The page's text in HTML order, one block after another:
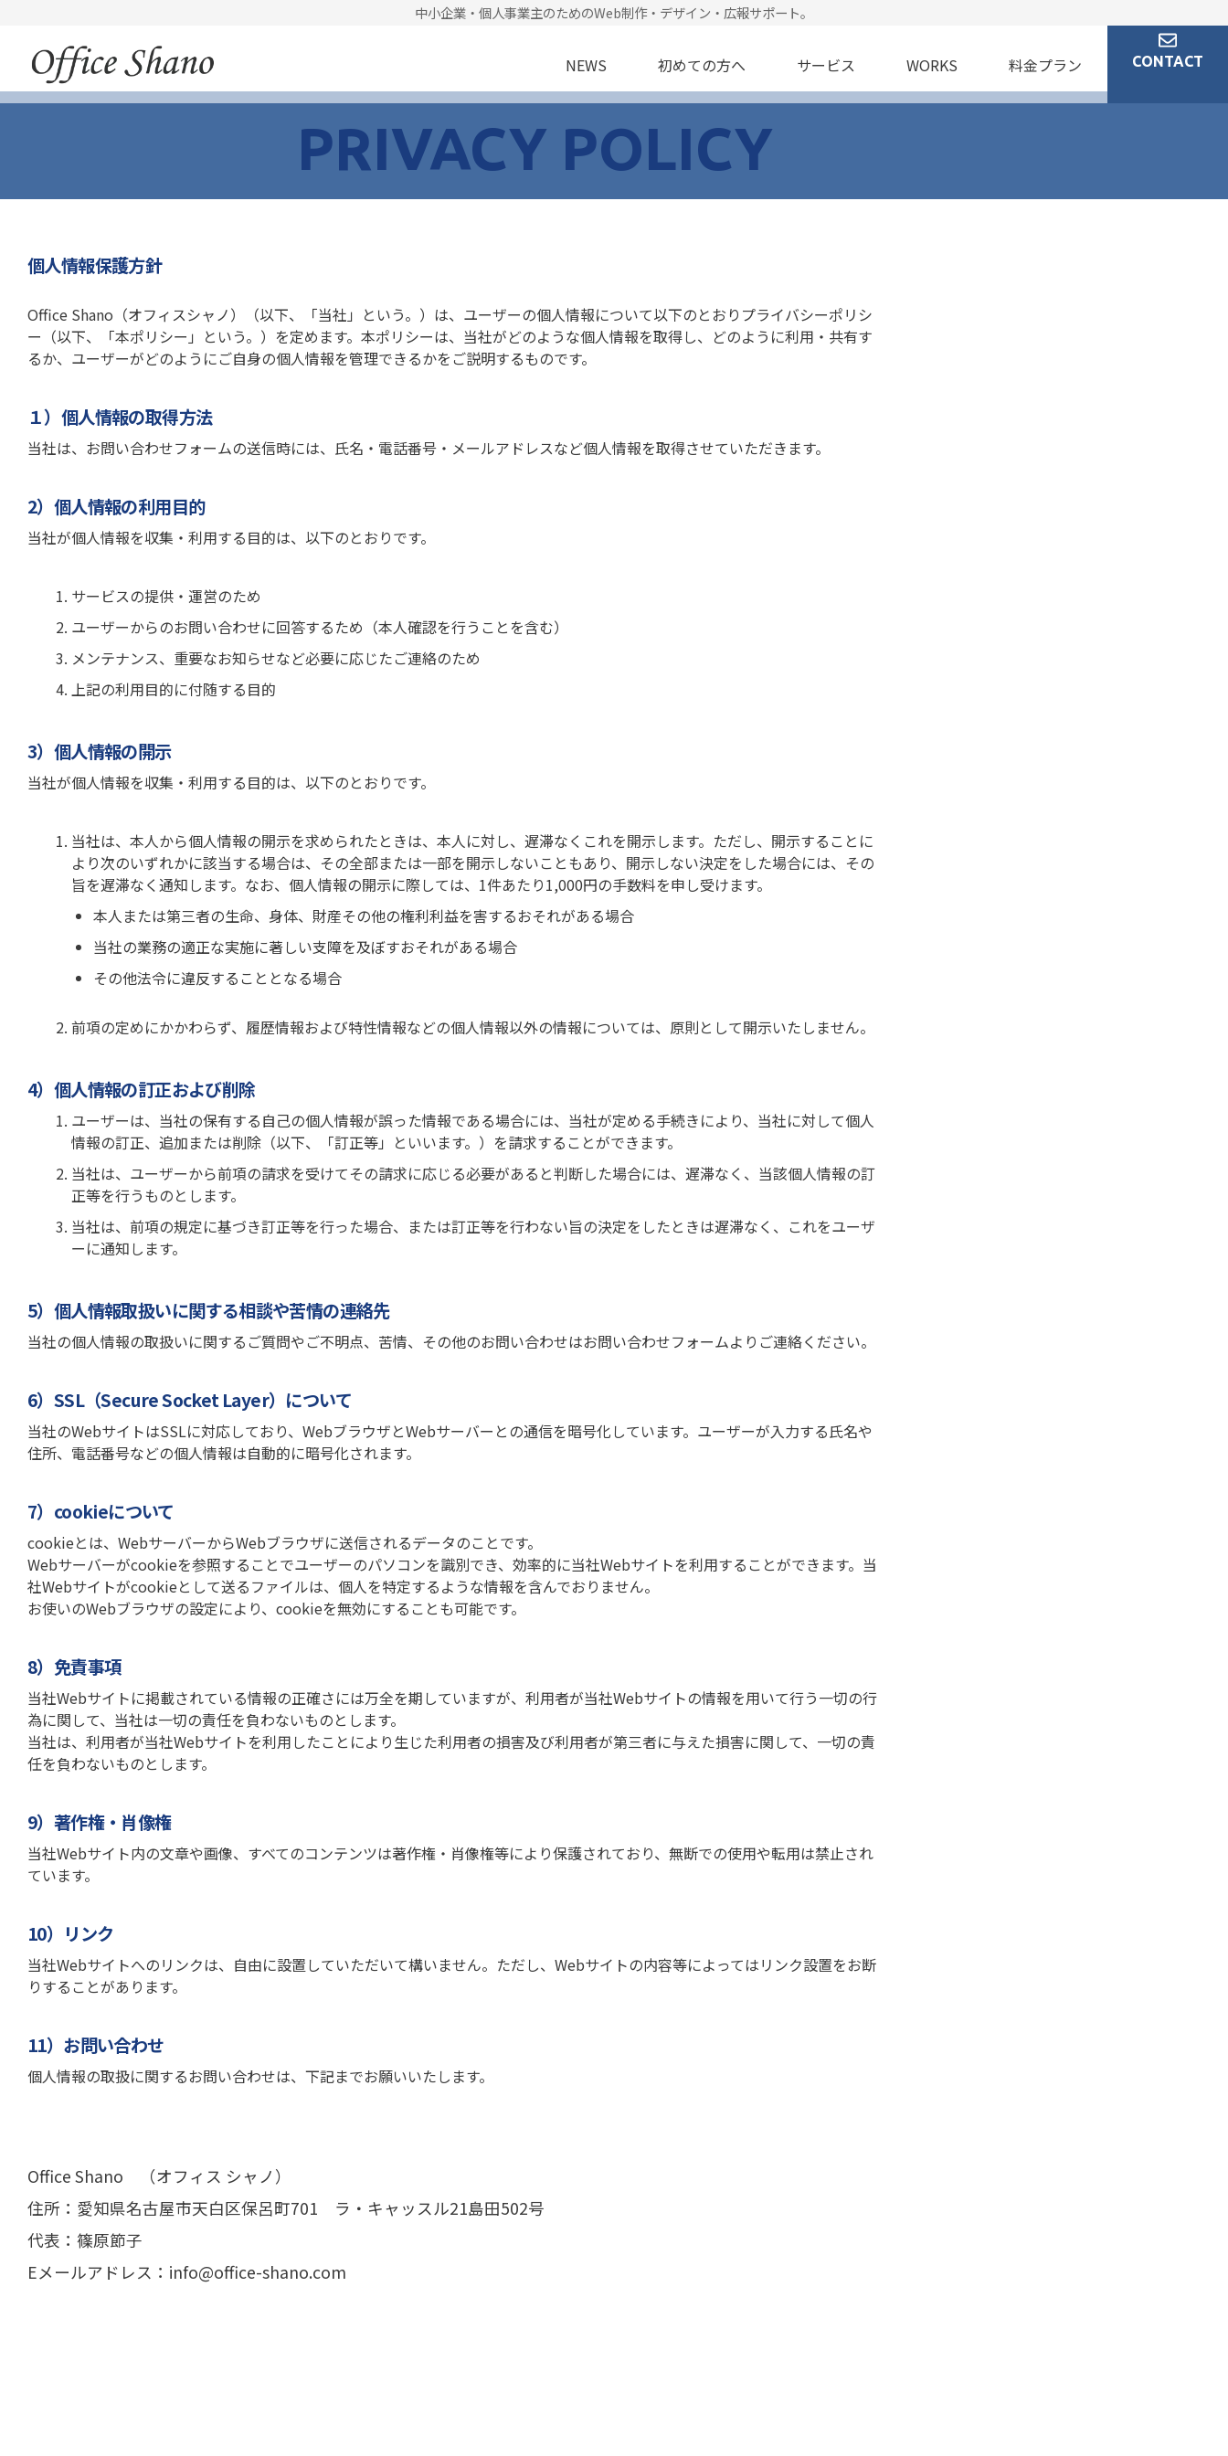
キ
中小企業・個人事業主のためのWeb制作・デザイン・広報サポート。
NEWS 初めての方へ サービス WORKS 料金プラン CONTACT
PRIVACY POLICY
個人情報保護方針
Office Shano（オフィスシャノ）（以下、「当社」という。）は、ユーザーの個人情報について以下のとおりプライバシーポリシ
ー（以下、「本ポリシー」という。）を定めます。本ポリシーは、当社がどのような個人情報を取得し、どのように利用・共有す
るか、ユーザーがどのようにご自身の個人情報を管理できるかをご説明するものです。
１）個人情報の取得方法
当社は、お問い合わせフォームの送信時には、氏名・電話番号・メールアドレスなど個人情報を取得させていただきます。
2）個人情報の利用目的
当社が個人情報を収集・利用する目的は、以下のとおりです。
サービスの提供・運営のため
ユーザーからのお問い合わせに回答するため（本人確認を行うことを含む）
メンテナンス、重要なお知らせなど必要に応じたご連絡のため
上記の利用目的に付随する目的
3）個人情報の開示
当社が個人情報を収集・利用する目的は、以下のとおりです。
当社は、本人から個人情報の開示を求められたときは、本人に対し、遅滞なくこれを開示します。ただし、開示することに
より次のいずれかに該当する場合は、その全部または一部を開示しないこともあり、開示しない決定をした場合には、その
旨を遅滞なく通知します。なお、個人情報の開示に際しては、1件あたり1,000円の手数料を申し受けます。
本人または第三者の生命、身体、財産その他の権利利益を害するおそれがある場合
当社の業務の適正な実施に著しい支障を及ぼすおそれがある場合
その他法令に違反することとなる場合
前項の定めにかかわらず、履歴情報および特性情報などの個人情報以外の情報については、原則として開示いたしません。
4）個人情報の訂正および削除
ユーザーは、当社の保有する自己の個人情報が誤った情報である場合には、当社が定める手続きにより、当社に対して個人
情報の訂正、追加または削除（以下、「訂正等」といいます。）を請求することができます。
当社は、ユーザーから前項の請求を受けてその請求に応じる必要があると判断した場合には、遅滞なく、当該個人情報の訂
正等を行うものとします。
当社は、前項の規定に基づき訂正等を行った場合、または訂正等を行わない旨の決定をしたときは遅滞なく、これをユーザ
ーに通知します。
5）個人情報取扱いに関する相談や苦情の連絡先
当社の個人情報の取扱いに関するご質問やご不明点、苦情、その他のお問い合わせはお問い合わせフォームよりご連絡ください。
6）SSL（Secure Socket Layer）について
当社のWebサイトはSSLに対応しており、WebブラウザとWebサーバーとの通信を暗号化しています。ユーザーが入力する氏名や
住所、電話番号などの個人情報は自動的に暗号化されます。
7）cookieについて
cookieとは、WebサーバーからWebブラウザに送信されるデータのことです。
Webサーバーがcookieを参照することでユーザーのパソコンを識別でき、効率的に当社Webサイトを利用することができます。当
社Webサイトがcookieとして送るファイルは、個人を特定するような情報を含んでおりません。
お使いのWebブラウザの設定により、cookieを無効にすることも可能です。
8）免責事項
当社Webサイトに掲載されている情報の正確さには万全を期していますが、利用者が当社Webサイトの情報を用いて行う一切の行
為に関して、当社は一切の責任を負わないものとします。
当社は、利用者が当社Webサイトを利用したことにより生じた利用者の損害及び利用者が第三者に与えた損害に関して、一切の責
任を負わないものとします。
9）著作権・肖像権
当社Webサイト内の文章や画像、すべてのコンテンツは著作権・肖像権等により保護されており、無断での使用や転用は禁止され
ています。
10）リンク
当社Webサイトへのリンクは、自由に設置していただいて構いません。ただし、Webサイトの内容等によってはリンク設置をお断
りすることがあります。
11）お問い合わせ
個人情報の取扱に関するお問い合わせは、下記までお願いいたします。
Office Shano （オフィス シャノ）
住所：愛知県名古屋市天白区保呂町701 ラ・キャッスル21島田502号
代表：篠原節子
Eメールアドレス：info@office-shano.com